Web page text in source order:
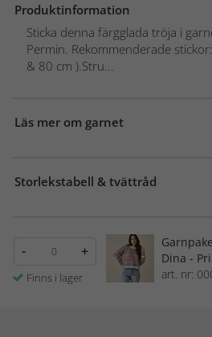
Produktinformation
Sticka denna färgglada tröja i
Permin. Rekommenderade
& 80 cm ).Stru...
Läs mer om garnet
Storlekstabell & tvättråd
- +
Finns i lager
Dina -
art. nr: